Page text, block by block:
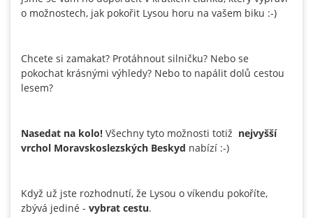
o možnostech, jak pokořit Lysou horu na vašem biku :-)
Chcete si zamakat? Protáhnout silničku? Nebo se
pokochat krásnými výhledy? Nebo to napálit dolů cestou
lesem?
Nasedat na kolo! Všechny tyto možnosti totiž nejvyšší
vrchol Moravskoslezských Beskyd nabízí :-)
Když už jste rozhodnutí, že Lysou o víkendu pokoříte,
zbývá jediné - vybrat cestu.